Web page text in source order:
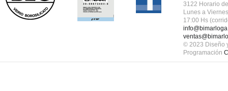
3122 Horario
Lunes a
17:00 Hs
© 2023 Diseño
Programación